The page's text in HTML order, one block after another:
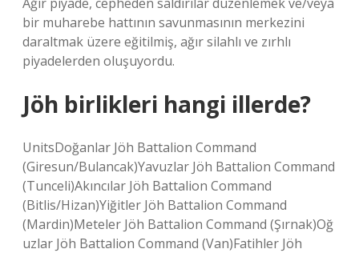
bir muharebe hattının savunmasının merkezini
daraltmak üzere eğitilmiş, ağır silahlı ve zırhlı
piyadelerden oluşuyordu.
Jöh birlikleri hangi illerde?
UnitsDoğanlar Jöh Battalion Command
(Giresun/Bulancak)Yavuzlar Jöh Battalion Command
(Tunceli)Akıncılar Jöh Battalion Command
(Bitlis/Hizan)Yiğitler Jöh Battalion Command
(Mardin)Meteler Jöh Battalion Command (Şırnak)Oğ
uzlar Jöh Battalion Command (Van)Fatihler Jöh